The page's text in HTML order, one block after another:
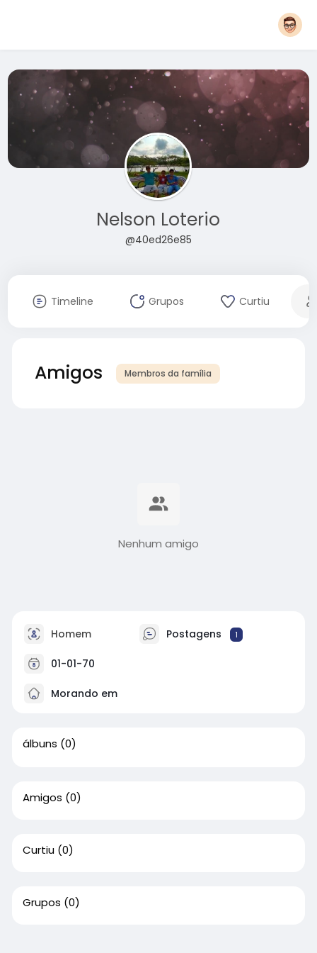
Nelson Loterio
@40ed26e85
Timeline Grupos Curtiu
Amigos Membros da família
Nenhum amigo
Homem Postagens 1
01-01-70
Morando em
álbuns (0)
Amigos (0)
Curtiu (0)
Grupos (0)